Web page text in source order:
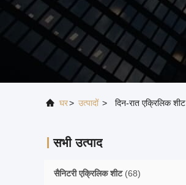
घर> उत्पादों > दिन-रात एक्रिलिक शीट
सभी उत्पाद
सैनिटरी एक्रिलिक शीट(68)